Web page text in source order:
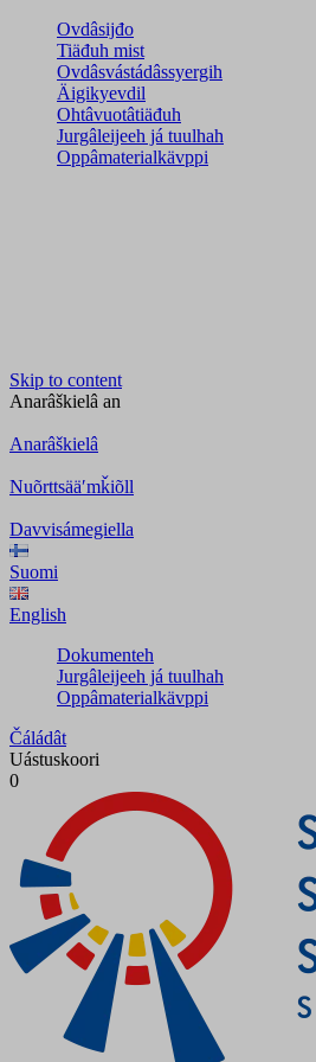
Ovdâsijđo
Tiäđuh mist
Ovdâsvástádâssyergih
Äigikyevdil
Ohtâvuotâtiäđuh
Jurgâleijeeh já tuulhah
Oppâmaterialkävppi
Skip to content
Anarâškielâ an
Anarâškielâ
Nuõrttsääʹmǩiõll
Davvisámegiella
Suomi
English
Dokumenteh
Jurgâleijeeh já tuulhah
Oppâmaterialkävppi
Čáládât
Uástuskoori
0